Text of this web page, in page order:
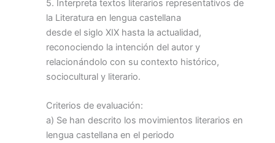
5. Interpreta textos literarios representativos de
la Literatura en lengua castellana
desde el siglo XIX hasta la actualidad,
reconociendo la intención del autor y
relacionándolo con su contexto histórico,
sociocultural y literario.
Criterios de evaluación:
a) Se han descrito los movimientos literarios en
lengua castellana en el periodo